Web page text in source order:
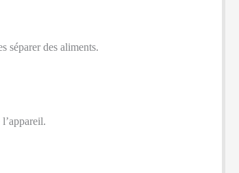
séparer des aliments.